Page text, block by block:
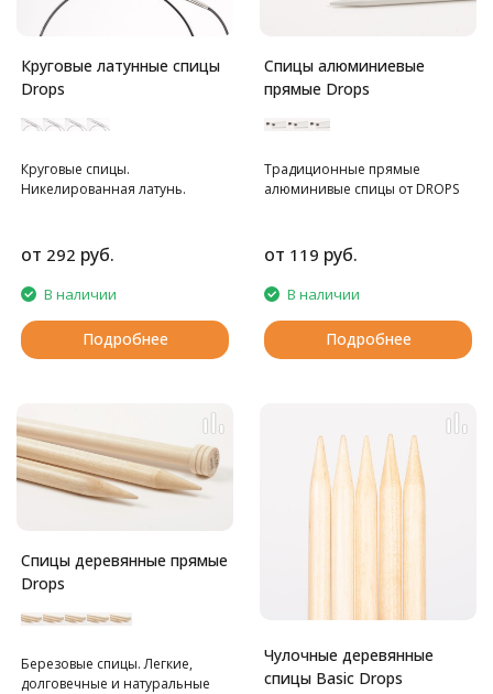
Круговые латунные спицы
Drops
Круговые спицы.
Никелированная латунь.
от 292 руб.
В наличии
Подробнее
Спицы алюминиевые
прямые Drops
Традиционные прямые
алюминивые спицы от DROPS
от 119 руб.
В наличии
Подробнее
Спицы деревянные прямые
Drops
Березовые спицы. Легкие,
долговечные и натуральные
Чулочные деревянные
спицы Basic Drops